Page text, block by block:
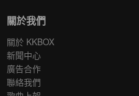
關於我們
關於 KKBOX
新聞中心
廣告合作
聯絡我們